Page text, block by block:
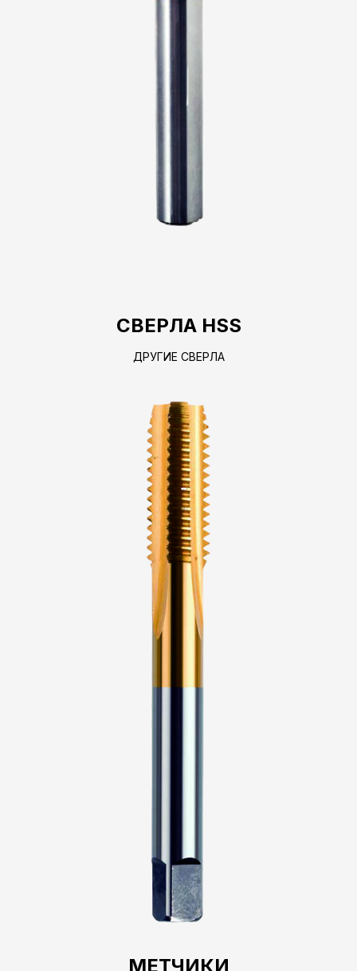
СВЕРЛА HSS
ДРУГИЕ СВЕРЛА
МЕТЧИКИ